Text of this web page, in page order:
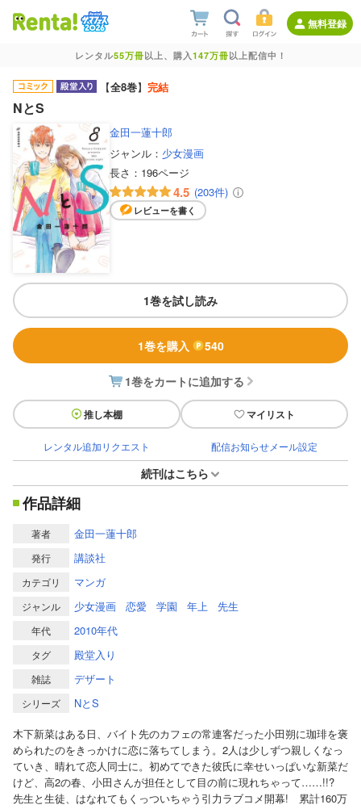
無料登録
レンタル55万冊以上、購入147万冊以上配信中！
【全8巻】 完結
NとS
金田一蓮十郎
ジャンル： 少女漫画
長さ： 196ページ
4.5 (203件)
レビューを書く
1巻を試し読み
1巻を購入 540
1巻をカートに追加する
推し本棚 マイリスト
レンタル追加リクエスト 配信お知らせメール設定
続刊はこちら
作品詳細
著者 金田一蓮十郎
発行 講談社
カテゴリ マンガ
ジャンル 少女漫画 恋愛 学園 年上 先生
年代 2010年代
タグ 殿堂入り
雑誌 デザート
シリーズ
NとS
木下新菜はある日、バイト先のカフェの常連客だった小田朔に珈琲を褒
められたのをきっかけに恋に落ちてしまう。2人は少しずつ親しくなっ
ていき、晴れて恋人同士に。初めてできた彼氏に幸せいっぱいな新菜だ
けど、高2の春、小田さんが担任として目の前に現れちゃって……!!?
先生と生徒、はなれてもくっついちゃう引力ラブコメ開幕! 累計160万